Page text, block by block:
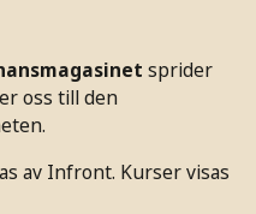
sprider
oss till den
av Infront. Kurser visas